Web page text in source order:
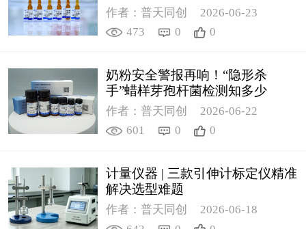
作者：普天同创
2026-06-23
473
0 0
奶粉安全警报再响！“隐形杀
手”蜡样芽孢杆菌检测知多少
作者：普天同创
2026-06-22
601
0 0
计量仪器 | 三款引伸计标定仪精准
解决选型难题
作者：普天同创
2026-06-18